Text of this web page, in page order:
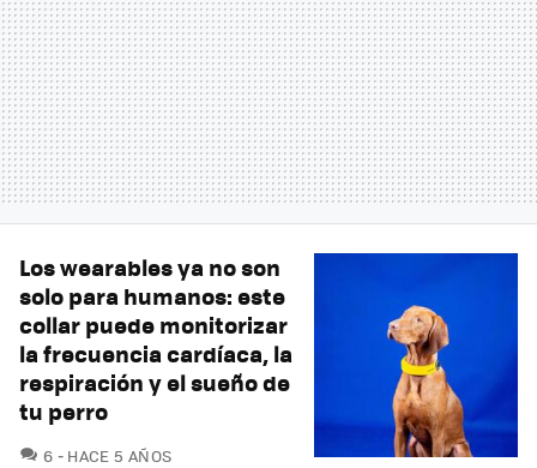
Los wearables ya no son
solo para humanos: este
collar puede monitorizar
la frecuencia cardíaca, la
respiración y el sueño de
tu perro
6 COMENTARIOS
HACE 5 AÑOS